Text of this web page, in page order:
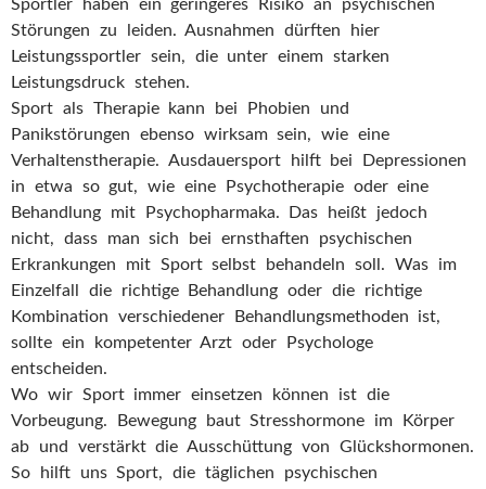
Sportler haben ein geringeres Risiko an psychischen
Störungen zu leiden. Ausnahmen dürften hier
Leistungssportler sein, die unter einem starken
Leistungsdruck stehen.
Sport als Therapie kann bei Phobien und
Panikstörungen ebenso wirksam sein, wie eine
Verhaltenstherapie. Ausdauersport hilft bei Depressionen
in etwa so gut, wie eine Psychotherapie oder eine
Behandlung mit Psychopharmaka. Das heißt jedoch
nicht, dass man sich bei ernsthaften psychischen
Erkrankungen mit Sport selbst behandeln soll. Was im
Einzelfall die richtige Behandlung oder die richtige
Kombination verschiedener Behandlungsmethoden ist,
sollte ein kompetenter Arzt oder Psychologe
entscheiden.
Wo wir Sport immer einsetzen können ist die
Vorbeugung. Bewegung baut Stresshormone im Körper
ab und verstärkt die Ausschüttung von Glückshormonen.
So hilft uns Sport, die täglichen psychischen